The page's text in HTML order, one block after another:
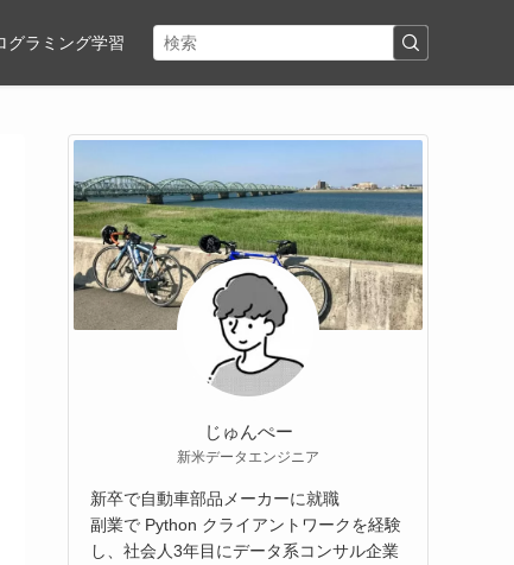
グラミング学習
じゅんぺー
新米データエンジニア
新卒で自動車部品メーカーに就職
副業で Python クライアントワークを経験
し、社会人3年目にデータ系コンサル企業